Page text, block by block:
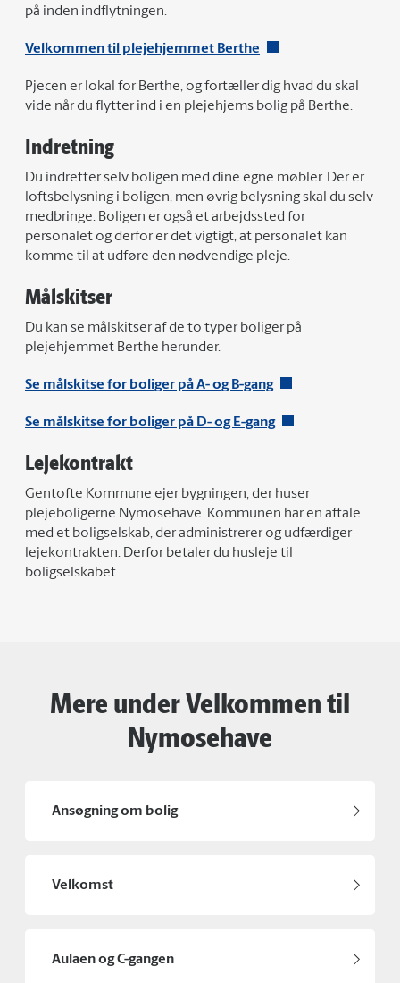
på inden indflytningen.
Velkommen til plejehjemmet Berthe
Pjecen er lokal for Berthe, og fortæller dig hvad du skal
vide når du flytter ind i en plejehjems bolig på Berthe.
Indretning
Du indretter selv boligen med dine egne møbler. Der er
loftsbelysning i boligen, men øvrig belysning skal du selv
medbringe. Boligen er også et arbejdssted for
personalet og derfor er det vigtigt, at personalet kan
komme til at udføre den nødvendige pleje.
Målskitser
Du kan se målskitser af de to typer boliger på
plejehjemmet Berthe herunder.
Se målskitse for boliger på A- og B-gang
Se målskitse for boliger på D- og E-gang
Lejekontrakt
Gentofte Kommune ejer bygningen, der huser
plejeboligerne Nymosehave. Kommunen har en aftale
med et boligselskab, der administrerer og udfærdiger
lejekontrakten. Derfor betaler du husleje til
boligselskabet.
Mere under Velkommen til
Nymosehave
Ansøgning om bolig
Velkomst
Aulaen og C-gangen